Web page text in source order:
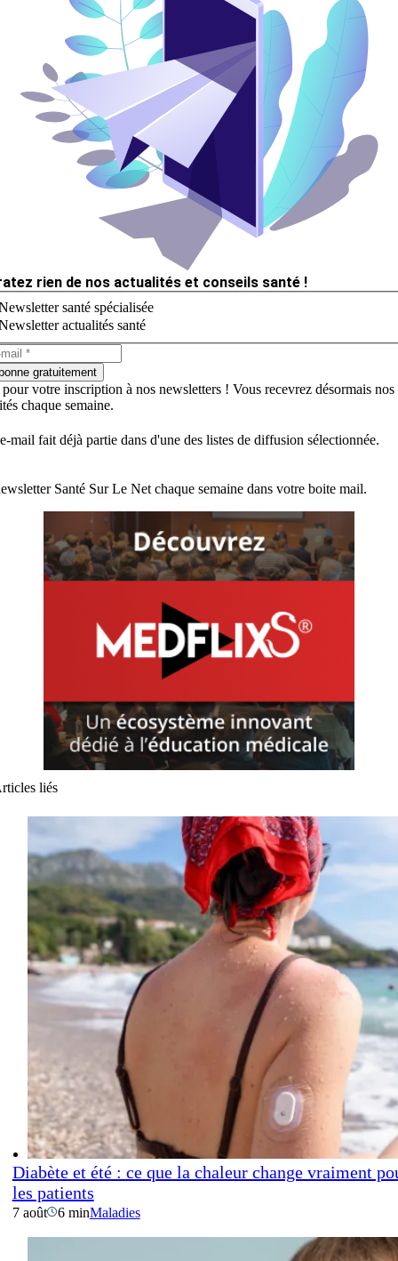
rien de nos actualités et conseils santé !
santé spécialisée
actualités santé
gratuitement
votre inscription à nos newsletters ! Vous recevrez désormais nos
chaque semaine.
mail fait déjà partie dans d'une des listes de diffusion sélectionnée.
Santé Sur Le Net chaque semaine dans votre boite mail.
liés
Diabète et été : ce que la chaleur change vraiment
les patients
7 août 6 minMaladies